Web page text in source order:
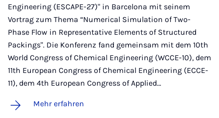
Engineering (ESCAPE-27)" in Barcelona mit seinem
Vortrag zum Thema “Numerical Simulation of Two-
Phase Flow in Representative Elements of Structured
Packings". Die Konferenz fand gemeinsam mit dem 10th
World Congress of Chemical Engineering (WCCE-10), dem
11th European Congress of Chemical Engineering (ECCE-
11), dem 4th European Congress of Applied…
Mehr erfahren